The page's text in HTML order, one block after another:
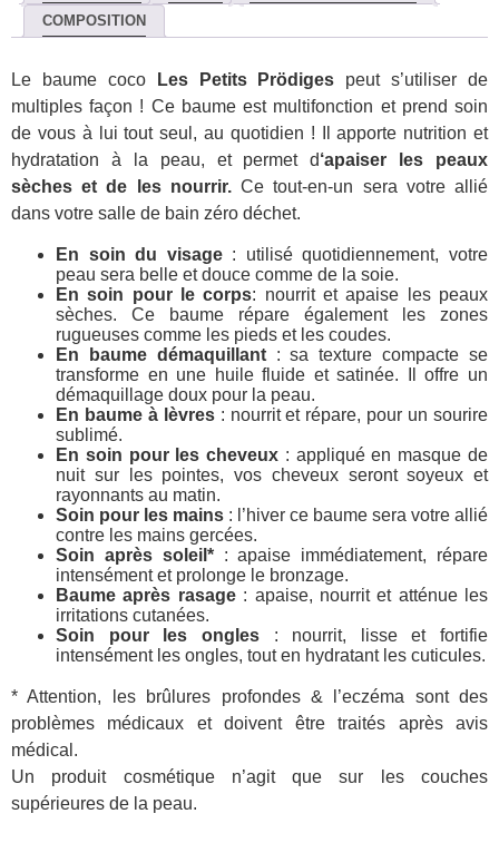
COMPOSITION
Le baume coco Les Petits Prödiges peut s’utiliser de
multiples façon ! Ce baume est multifonction et prend soin
de vous à lui tout seul, au quotidien ! Il apporte nutrition et
hydratation à la peau, et permet d‘apaiser les peaux
sèches et de les nourrir.Ce tout-en-un sera votre allié
dans votre salle de bain zéro déchet.
En soin du visage: utilisé quotidiennement, votre
peau sera belle et douce comme de la soie.
En soin pour le corps: nourrit et apaise les peaux
sèches. Ce baume répare également les zones
rugueuses comme les pieds et les coudes.
En baume démaquillant: sa texture compacte se
transforme en une huile fluide et satinée. Il offre un
démaquillage doux pour la peau.
En baume à lèvres: nourrit et répare, pour un sourire
sublimé.
En soin pour les cheveux : appliqué en masque de
nuit sur les pointes, vos cheveux seront soyeux et
rayonnants au matin.
Soin pour les mains : l’hiver ce baume sera votre allié
contre les mains gercées.
Soin après soleil*: apaise immédiatement, répare
intensément et prolonge le bronzage.
Baume après rasage: apaise, nourrit et atténue les
irritations cutanées.
Soin pour les ongles: nourrit, lisse et fortifie
intensément les ongles, tout en hydratant les cuticules.
* Attention, les brûlures profondes & l’eczéma sont des
problèmes médicaux et doivent être traités après avis
médical.
Un produit cosmétique n’agit que sur les couches
supérieures de la peau.